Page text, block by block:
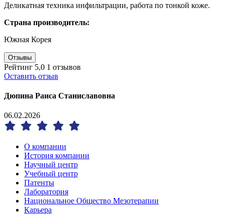
Деликатная техника инфильтрации, работа по тонкой коже.
Страна производитель:
Южная Корея
Отзывы
Рейтинг 5,0 1 отзывов
Оставить отзыв
Дюпина Раиса Станиславовна
06.02.2026
О компании
История компании
Научный центр
Учебный центр
Патенты
Лаборатория
Национальное Общество Мезотерапии
Карьера